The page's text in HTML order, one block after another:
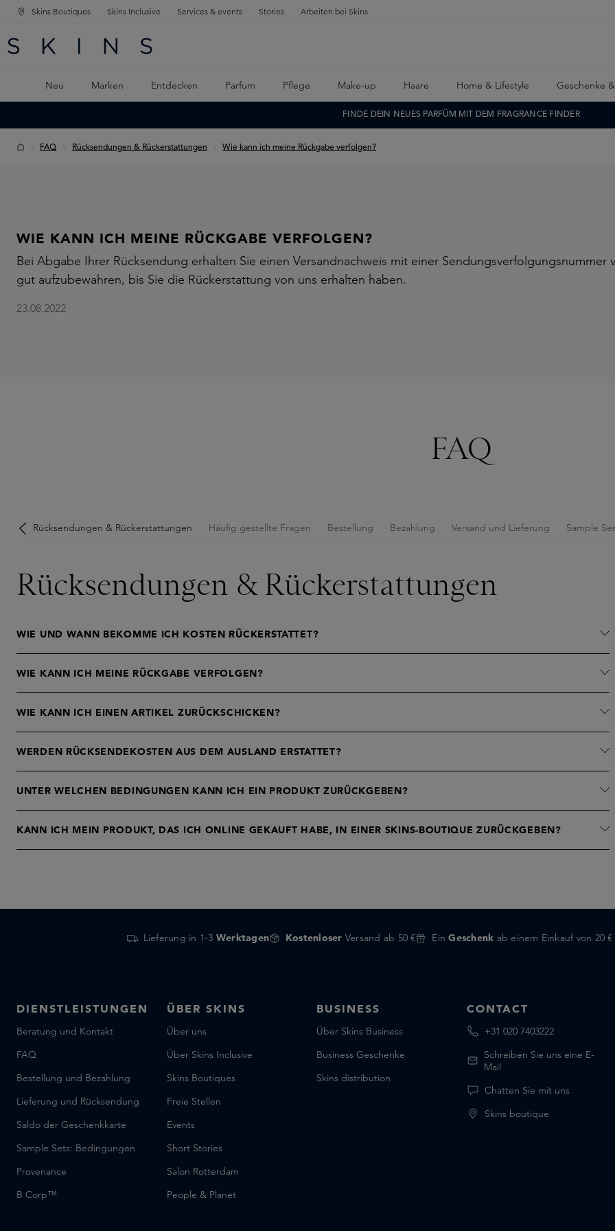
SPRINGEN
SPRINGEN
Skins Boutiques Skins Inclusive Services & events Stories Arbeiten bei Skins
Neu Marken Entdecken Parfum Pflege Make-up Haare Home & Lifestyle Geschenke
FINDE DEIN NEUES PARFÜM MIT DEM FRAGRANCE FINDER
FAQ Rücksendungen & Rückerstattungen Wie kann ich meine Rückgabe verfolgen?
WIE KANN ICH MEINE RÜCKGABE VERFOLGEN?
Bei Abgabe Ihrer Rücksendung erhalten Sie einen Versandnachweis mit einer Sendungsverfolgungsnummer
gut aufzubewahren, bis Sie die Rückerstattung von uns erhalten haben.
23.08.2022
FAQ
Rücksendungen & Rückerstattungen Häufig gestellte Fragen Bestellung Bezahlung Versand und Lieferung Sample
Rücksendungen & Rückerstattungen
WIE UND WANN BEKOMME ICH KOSTEN RÜCKERSTATTET?
WIE KANN ICH MEINE RÜCKGABE VERFOLGEN?
WIE KANN ICH EINEN ARTIKEL ZURÜCKSCHICKEN?
WERDEN RÜCKSENDEKOSTEN AUS DEM AUSLAND ERSTATTET?
UNTER WELCHEN BEDINGUNGEN KANN ICH EIN PRODUKT ZURÜCKGEBEN?
KANN ICH MEIN PRODUKT, DAS ICH ONLINE GEKAUFT HABE, IN EINER SKINS-BOUTIQUE ZURÜCKGEBEN?
Lieferung in 1-3 Werktagen Kostenloser Versand ab 50 € EinGeschenk ab einem Einkauf von 20 €
DIENSTLEISTUNGEN
Beratung und Kontakt
FAQ
Bestellung und Bezahlung
Lieferung und Rücksendung
Saldo der Geschenkkarte
Sample Sets: Bedingungen
Provenance
B Corp™
ÜBER SKINS
Über uns
Über Skins Inclusive
Skins Boutiques
Freie Stellen
Events
Short Stories
Salon Rotterdam
People & Planet
BUSINESS
Über Skins Business
Business Geschenke
Skins distribution
CONTACT
+31 020 7403222
Schreiben Sie uns eine E-
Mail
Chatten Sie mit uns
Skins boutique